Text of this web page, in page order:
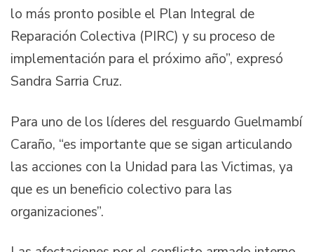
lo más pronto posible el Plan Integral de
Reparación Colectiva (PIRC) y su proceso de
implementación para el próximo año”, expresó
Sandra Sarria Cruz.
Para uno de los líderes del resguardo Guelmambí
Caraño, “es importante que se sigan articulando
las acciones con la Unidad para las Victimas, ya
que es un beneficio colectivo para las
organizaciones”.